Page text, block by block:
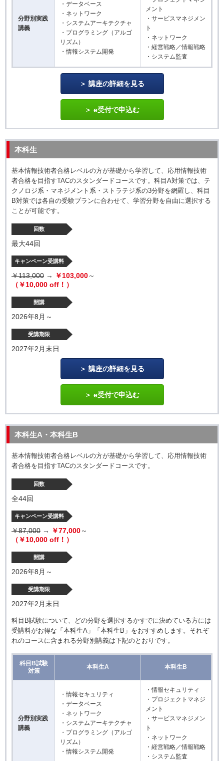
分野別実践
講義
・データベース
・ネットワーク
・システムアーキテクチャ
・プログラミング（アルゴ
リズム）
・情報システム開発
メント
・サービスマネジメン
ト
・ネットワーク
・経営戦略／情報戦略
・システム監査
講座の詳細を見る
e受付で申込む
本科生
基本情報技術者合格レベルの方が基礎から学習して、応用情報技術
者合格を目指すTACのスタンダードコースです。科目A対策では、テ
クノロジ系・マネジメント系・ストラテジ系の3分野を網羅し、科目
B対策では各自の受験プランに合わせて、学習分野を自由に選択する
ことが可能です。
回数
最大44回
キャンペーン受講料
￥113,000 → ￥103,000～
（￥10,000 off！）
開講
2026年8月～
受講期限
2027年2月末日
講座の詳細を見る
e受付で申込む
本科生A・本科生B
基本情報技術者合格レベルの方が基礎から学習して、応用情報技術
者合格を目指すTACのスタンダードコースです。
回数
全44回
キャンペーン受講料
￥87,000 → ￥77,000～
（￥10,000 off！）
開講
2026年8月～
受講期限
2027年2月末日
科目B試験について、どの分野を選択するかすでに決めている方には
受講料がお得な「本科生A」「本科生B」をおすすめします。それぞ
れのコースに含まれる分野別講義は下記のとおりです。
科目B試験
対策
本科生A 本科生B
分野別実践
講義
・情報セキュリティ
・データベース
・ネットワーク
・システムアーキテクチャ
・プログラミング（アルゴ
リズム）
・情報システム開発
・情報セキュリティ
・プロジェクトマネジ
メント
・サービスマネジメン
ト
・ネットワーク
・経営戦略／情報戦略
・システム監査